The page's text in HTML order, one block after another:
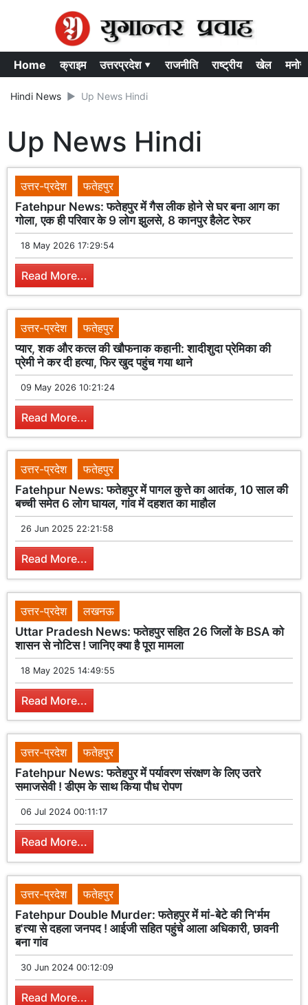
Home क्राइम उत्तरप्रदेश ▾ राजनीति राष्ट्रीय खेल
Hindi News Up News Hindi
Up News Hindi
उत्तर-प्रदेश
फतेहपुर
Fatehpur News: फतेहपुर में गैस लीक होने से घर बना आग का
गोला, एक ही परिवार के 9 लोग झुलसे, 8 कानपुर हैलेट रेफर
18 May 2026 17:29:54
Read More...
उत्तर-प्रदेश
फतेहपुर
प्यार, शक और कत्ल की खौफनाक कहानी: शादीशुदा प्रेमिका की
प्रेमी ने कर दी हत्या, फिर खुद पहुंच गया थाने
09 May 2026 10:21:24
Read More...
उत्तर-प्रदेश
फतेहपुर
Fatehpur News: फतेहपुर में पागल कुत्ते का आतंक, 10 साल की
बच्ची समेत 6 लोग घायल, गांव में दहशत का माहौल
26 Jun 2025 22:21:58
Read More...
उत्तर-प्रदेश
लखनऊ
Uttar Pradesh News: फतेहपुर सहित 26 जिलों के BSA को
शासन से नोटिस ! जानिए क्या है पूरा मामला
18 May 2025 14:49:55
Read More...
उत्तर-प्रदेश
फतेहपुर
Fatehpur News: फतेहपुर में पर्यावरण संरक्षण के लिए उतरे
समाजसेवी ! डीएम के साथ किया पौध रोपण
06 Jul 2024 00:11:17
Read More...
उत्तर-प्रदेश
फतेहपुर
Fatehpur Double Murder: फतेहपुर में मां-बेटे की नि'र्मम
ह'त्या से दहला जनपद ! आईजी सहित पहुंचे आला अधिकारी, छावनी
बना गांव
30 Jun 2024 00:12:09
Read More...